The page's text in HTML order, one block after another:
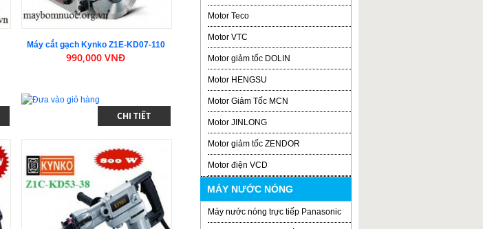
Máy cắt gạch Kynko Z1E-KD07-110
990,000 VNĐ
CHI TIẾT
Motor Teco
Motor VTC
Motor giảm tốc DOLIN
Motor HENGSU
Motor Giảm Tốc MCN
Motor JINLONG
Motor giảm tốc ZENDOR
Motor điện VCD
MÁY NƯỚC NÓNG
Máy nước nóng trực tiếp Panasonic